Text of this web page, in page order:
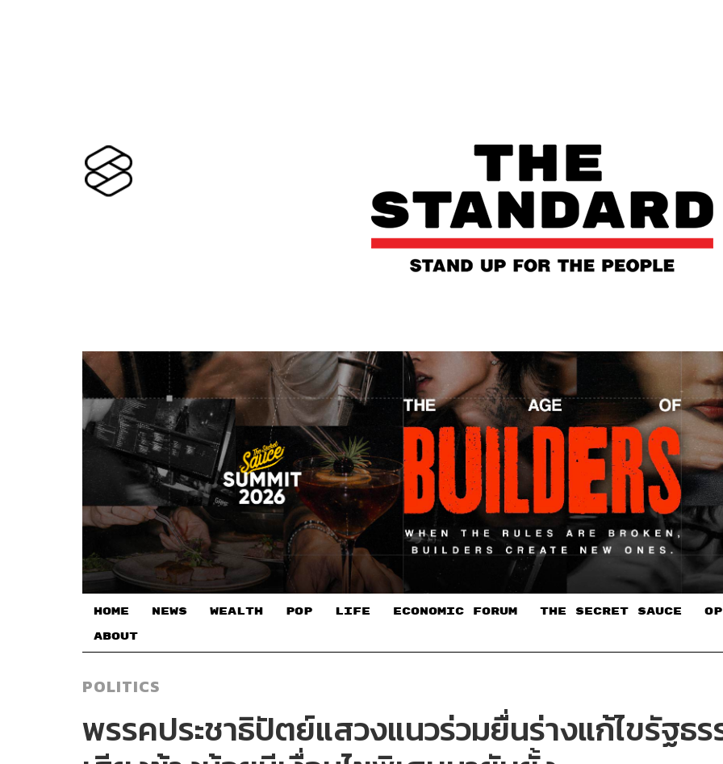
HOME NEWS WEALTH POP LIFE ECONOMIC FORUM THE SECRET SAUCE​
ABOUT
POLITICS
พรรคประชาธิปัตย์แสวงแนวร่วมยื่นร่างแก้ไขรัฐธ